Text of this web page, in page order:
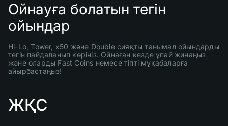
Ойнауға болатын тегін
ойындар
Hi-Lo, Tower, x50 және Double сияқты танымал ойындарды
тегін пайдаланып көріңіз. Ойнаған кезде ұпай жинаңыз
және оларды Fast Coins немесе тіпті мұқабаларға
айырбастаңыз!
ЖҚС